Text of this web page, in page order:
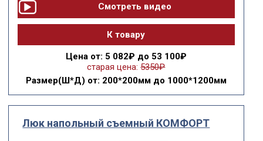
К товару
Ценаот: 5 082₽ до 53 100₽
старая цена: 5350₽
Размер(Ш*Д) от: 200*200мм до 1000*1200мм
Люк напольный съемный КОМФОРТ